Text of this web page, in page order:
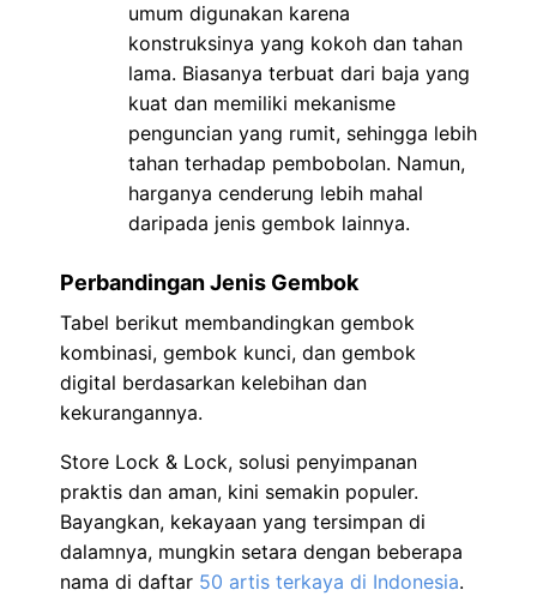
umum digunakan karena
konstruksinya yang kokoh dan tahan
lama. Biasanya terbuat dari baja yang
kuat dan memiliki mekanisme
penguncian yang rumit, sehingga lebih
tahan terhadap pembobolan. Namun,
harganya cenderung lebih mahal
daripada jenis gembok lainnya.
Perbandingan Jenis Gembok
Tabel berikut membandingkan gembok
kombinasi, gembok kunci, dan gembok
digital berdasarkan kelebihan dan
kekurangannya.
Store Lock & Lock, solusi penyimpanan
praktis dan aman, kini semakin populer.
Bayangkan, kekayaan yang tersimpan di
dalamnya, mungkin setara dengan beberapa
nama di daftar 50 artis terkaya di Indonesia.